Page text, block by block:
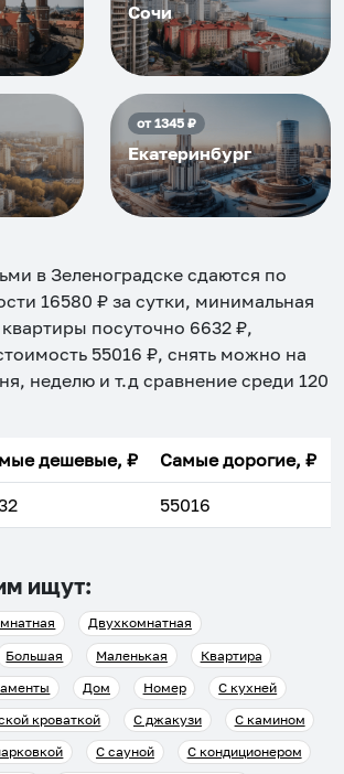
Сочи
от1345₽
Екатеринбург
в Зеленоградске сдаются по
16580 ₽ за сутки, минимальная
посуточно 6632 ₽,
55016 ₽, снять можно на
неделю и т.д сравнение среди 120
дешевые, ₽ Самые дорогие, ₽
55016
ищут:
Двухкомнатная
Большая Маленькая
Квартира
Дом Номер
С кухней
кроваткой С джакузи
С камином
С сауной
С кондиционером